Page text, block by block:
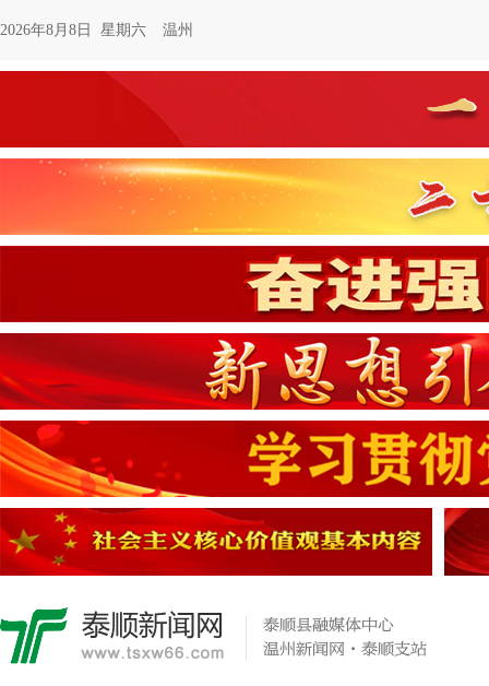
2026年8月8日 星期六 温州